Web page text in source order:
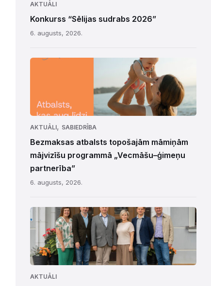
AKTUĀLI
Konkurss “Sēlijas sudrabs 2026”
6. augusts, 2026.
AKTUĀLI, SABIEDRĪBA
Bezmaksas atbalsts topošajām māmiņām
mājvizīšu programmā „Vecmāšu–ģimeņu
partnerība”
6. augusts, 2026.
AKTUĀLI